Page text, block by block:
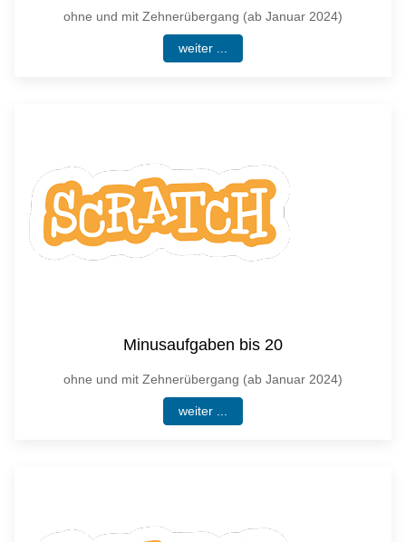
ohne und mit Zehnerübergang (ab Januar 2024)
weiter ...
Minusaufgaben bis 20
ohne und mit Zehnerübergang (ab Januar 2024)
weiter ...